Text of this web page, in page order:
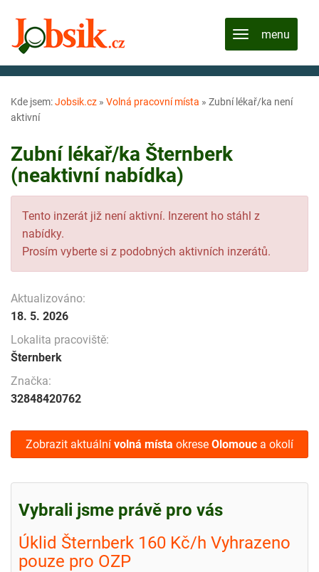
Kde jsem:Jobsik.cz » Volná pracovní místa » Zubní lékař/ka není
aktivní
Zubní lékař/ka Šternberk
(neaktivní nabídka)
Tento inzerát již není aktivní. Inzerent ho stáhl z
nabídky.
Prosím vyberte si z podobných aktivních inzerátů.
Aktualizováno:
18. 5. 2026
Lokalita pracoviště:
Šternberk
Značka:
32848420762
Zobrazit aktuální volná místa okrese Olomouc a okolí
Vybrali jsme právě pro vás
Úklid Šternberk 160 Kč/h Vyhrazeno
pouze pro OZP